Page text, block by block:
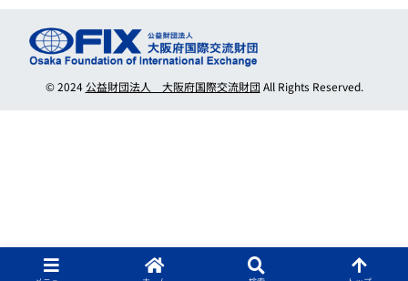
© 2024公益財団法人 大阪府国際交流財団 All Rights Reserved.